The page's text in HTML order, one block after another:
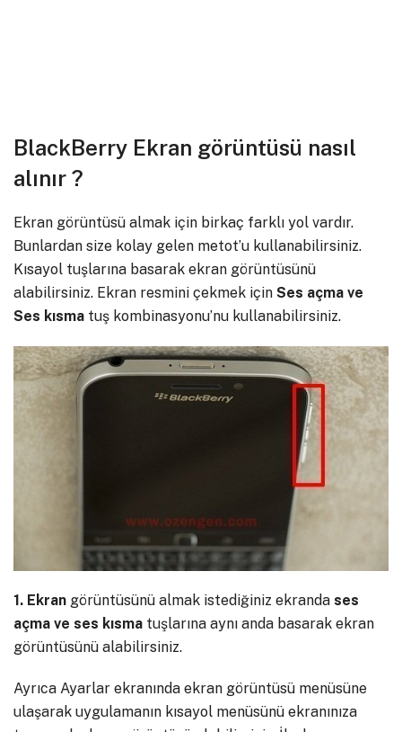
BlackBerry Ekran görüntüsü nasıl
alınır ?
Ekran görüntüsü almak için birkaç farklı yol vardır.
Bunlardan size kolay gelen metot’u kullanabilirsiniz.
Kısayol tuşlarına basarak ekran görüntüsünü
alabilirsiniz. Ekran resmini çekmek için Ses açma ve
Ses kısma tuş kombinasyonu’nu kullanabilirsiniz.
1. Ekran görüntüsünü almak istediğiniz ekranda ses
açma ve ses kısma tuşlarına aynı anda basarak ekran
görüntüsünü alabilirsiniz.
Ayrıca Ayarlar ekranında ekran görüntüsü menüsüne
ulaşarak uygulamanın kısayol menüsünü ekranınıza